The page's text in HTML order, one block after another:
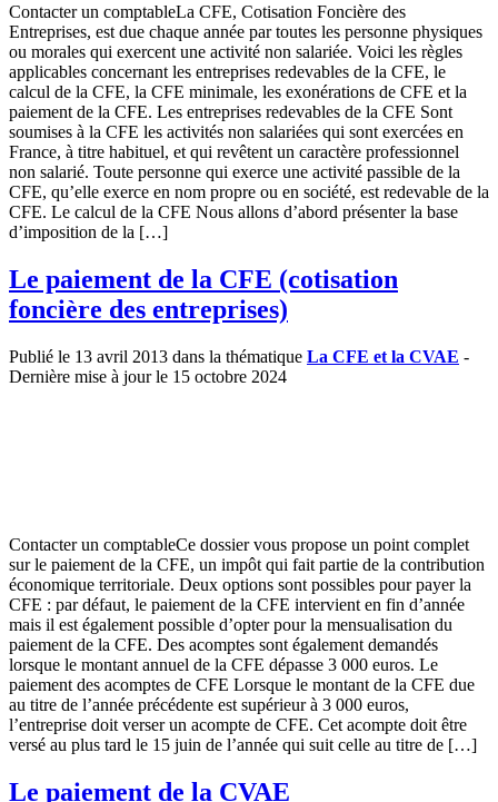
Contacter un comptableLa CFE, Cotisation Foncière des
Entreprises, est due chaque année par toutes les personne physiques
ou morales qui exercent une activité non salariée. Voici les règles
applicables concernant les entreprises redevables de la CFE, le
calcul de la CFE, la CFE minimale, les exonérations de CFE et la
paiement de la CFE. Les entreprises redevables de la CFE Sont
soumises à la CFE les activités non salariées qui sont exercées en
France, à titre habituel, et qui revêtent un caractère professionnel
non salarié. Toute personne qui exerce une activité passible de la
CFE, qu’elle exerce en nom propre ou en société, est redevable de la
CFE. Le calcul de la CFE Nous allons d’abord présenter la base
d’imposition de la […]
Le paiement de la CFE (cotisation
foncière des entreprises)
Publié le 13 avril 2013 dans la thématique La CFE et la CVAE -
Dernière mise à jour le 15 octobre 2024
Contacter un comptableCe dossier vous propose un point complet
sur le paiement de la CFE, un impôt qui fait partie de la contribution
économique territoriale. Deux options sont possibles pour payer la
CFE : par défaut, le paiement de la CFE intervient en fin d’année
mais il est également possible d’opter pour la mensualisation du
paiement de la CFE. Des acomptes sont également demandés
lorsque le montant annuel de la CFE dépasse 3 000 euros. Le
paiement des acomptes de CFE Lorsque le montant de la CFE due
au titre de l’année précédente est supérieur à 3 000 euros,
l’entreprise doit verser un acompte de CFE. Cet acompte doit être
versé au plus tard le 15 juin de l’année qui suit celle au titre de […]
Le paiement de la CVAE